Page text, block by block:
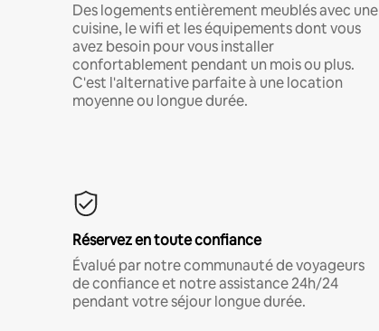
Des logements entièrement meublés avec une
cuisine, le wifi et les équipements dont vous
avez besoin pour vous installer
confortablement pendant un mois ou plus.
C'est l'alternative parfaite à une location
moyenne ou longue durée.
Réservez en toute confiance
Évalué par notre communauté de voyageurs
de confiance et notre assistance 24h/24
pendant votre séjour longue durée.